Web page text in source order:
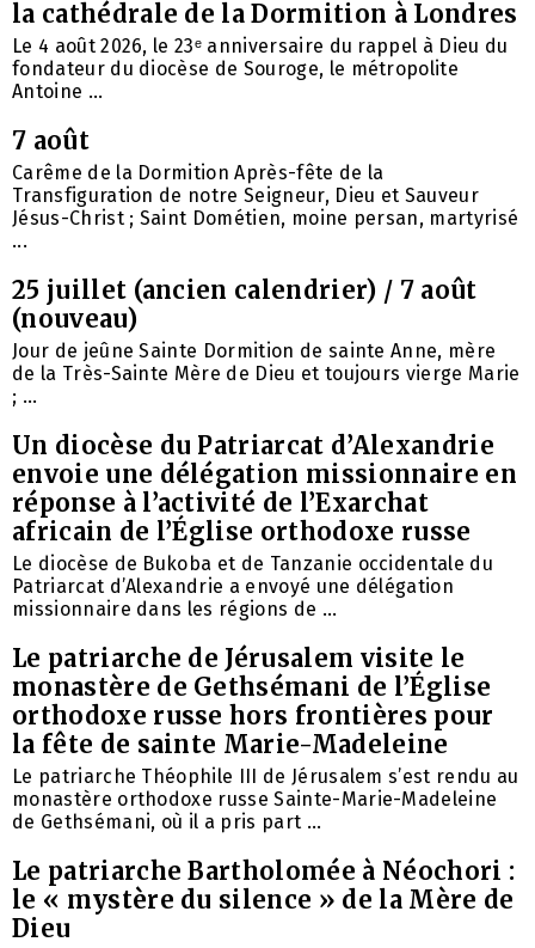
la cathédrale de la Dormition à Londres
Le 4 août 2026, le 23ᵉ anniversaire du rappel à Dieu du
fondateur du diocèse de Souroge, le métropolite
Antoine ...
7 août
Carême de la Dormition Après-fête de la
Transfiguration de notre Seigneur, Dieu et Sauveur
Jésus-Christ ; Saint Dométien, moine persan, martyrisé
...
25 juillet (ancien calendrier) / 7 août
(nouveau)
Jour de jeûne Sainte Dormition de sainte Anne, mère
de la Très-Sainte Mère de Dieu et toujours vierge Marie
; ...
Un diocèse du Patriarcat d’Alexandrie
envoie une délégation missionnaire en
réponse à l’activité de l’Exarchat
africain de l’Église orthodoxe russe
Le diocèse de Bukoba et de Tanzanie occidentale du
Patriarcat d’Alexandrie a envoyé une délégation
missionnaire dans les régions de ...
Le patriarche de Jérusalem visite le
monastère de Gethsémani de l’Église
orthodoxe russe hors frontières pour
la fête de sainte Marie-Madeleine
Le patriarche Théophile III de Jérusalem s’est rendu au
monastère orthodoxe russe Sainte-Marie-Madeleine
de Gethsémani, où il a pris part ...
Le patriarche Bartholomée à Néochori :
le « mystère du silence » de la Mère de
Dieu